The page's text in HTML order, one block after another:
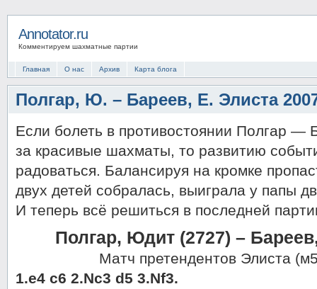
Annotator.ru
Комментируем шахматные партии
Главная О нас Архив Карта блога
Полгар, Ю. – Бареев, Е. Элиста
Если болеть в противостоянии Полгар —
за красивые шахматы, то развитию
радоваться. Балансируя на кромке
двух детей собралась, выиграла у папы
И теперь всё решиться в последней
Полгар, Юдит (2727) –
Матч претендентов Элиста
1.e4 c6 2.Nc3 d5 3.Nf3.